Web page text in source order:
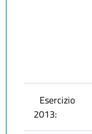
Esercizio
2013: